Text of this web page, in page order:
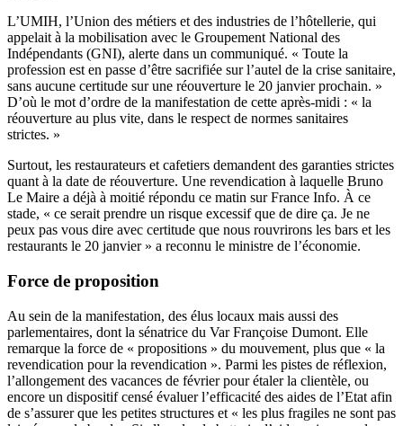
L’UMIH, l’Union des métiers et des industries de l’hôtellerie, qui
appelait à la mobilisation avec le Groupement National des
Indépendants (GNI), alerte dans un communiqué. « Toute la
profession est en passe d’être sacrifiée sur l’autel de la crise sanitaire,
sans aucune certitude sur une réouverture le 20 janvier prochain. »
D’où le mot d’ordre de la manifestation de cette après-midi : « la
réouverture au plus vite, dans le respect de normes sanitaires
strictes. »
Surtout, les restaurateurs et cafetiers demandent des garanties strictes
quant à la date de réouverture. Une revendication à laquelle Bruno
Le Maire a déjà à moitié répondu ce matin sur France Info. À ce
stade, « ce serait prendre un risque excessif que de dire ça. Je ne
peux pas vous dire avec certitude que nous rouvrirons les bars et les
restaurants le 20 janvier » a reconnu le ministre de l’économie.
Force de proposition
Au sein de la manifestation, des élus locaux mais aussi des
parlementaires, dont la sénatrice du Var Françoise Dumont. Elle
remarque la force de « propositions » du mouvement, plus que « la
revendication pour la revendication ». Parmi les pistes de réflexion,
l’allongement des vacances de février pour étaler la clientèle, ou
encore un dispositif censé évaluer l’efficacité des aides de l’Etat afin
de s’assurer que les petites structures et « les plus fragiles ne sont pas